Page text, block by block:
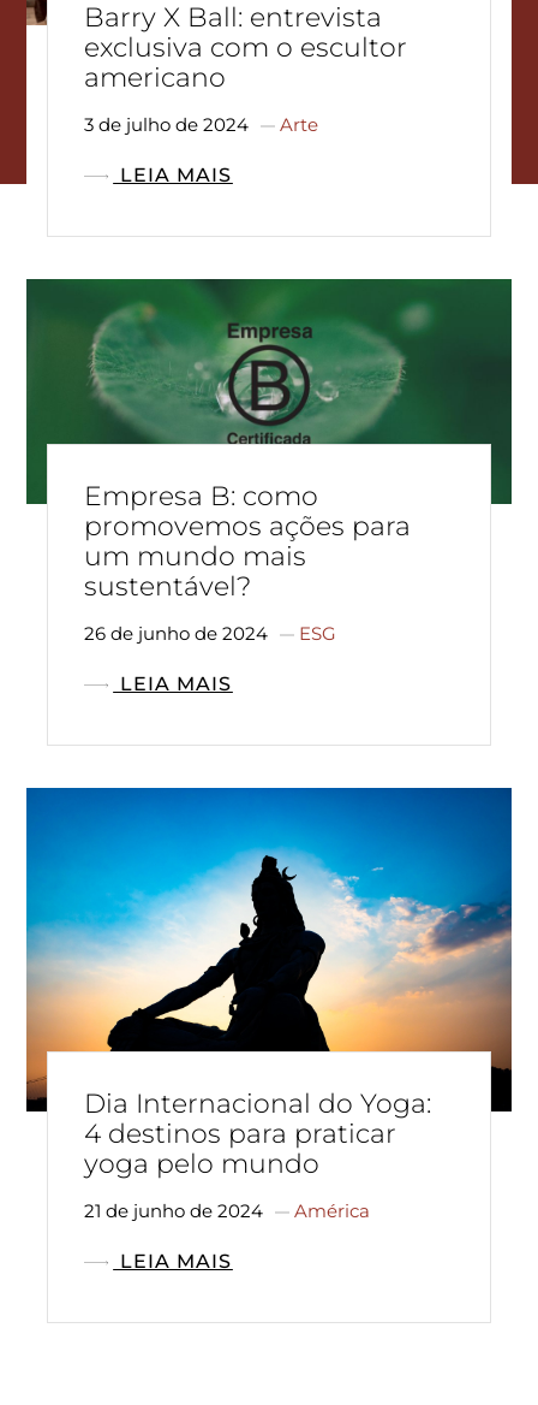
Barry X Ball: entrevista
exclusiva com o escultor
americano
3 de julho de 2024 Arte
LEIA MAIS
Empresa B: como
promovemos ações para
um mundo mais
sustentável?
26 de junho de 2024 ESG
LEIA MAIS
Dia Internacional do Yoga:
4 destinos para praticar
yoga pelo mundo
21 de junho de 2024 América
LEIA MAIS